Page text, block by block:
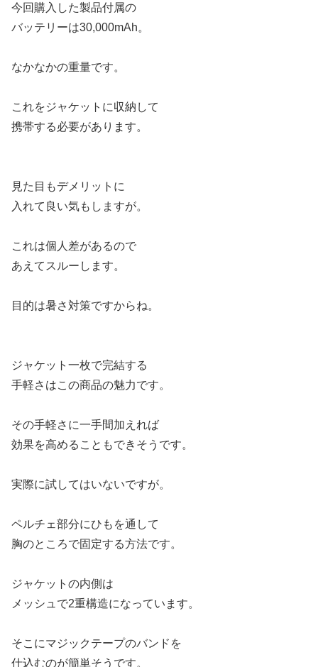
今回購入した製品付属の
バッテリーは30,000mAh。
なかなかの重量です。
これをジャケットに収納して
携帯する必要があります。
見た目もデメリットに
入れて良い気もしますが。
これは個人差があるので
あえてスルーします。
目的は暑さ対策ですからね。
ジャケット一枚で完結する
手軽さはこの商品の魅力です。
その手軽さに一手間加えれば
効果を高めることもできそうです。
実際に試してはいないですが。
ペルチェ部分にひもを通して
胸のところで固定する方法です。
ジャケットの内側は
メッシュで2重構造になっています。
そこにマジックテープのバンドを
仕込むのが簡単そうです。